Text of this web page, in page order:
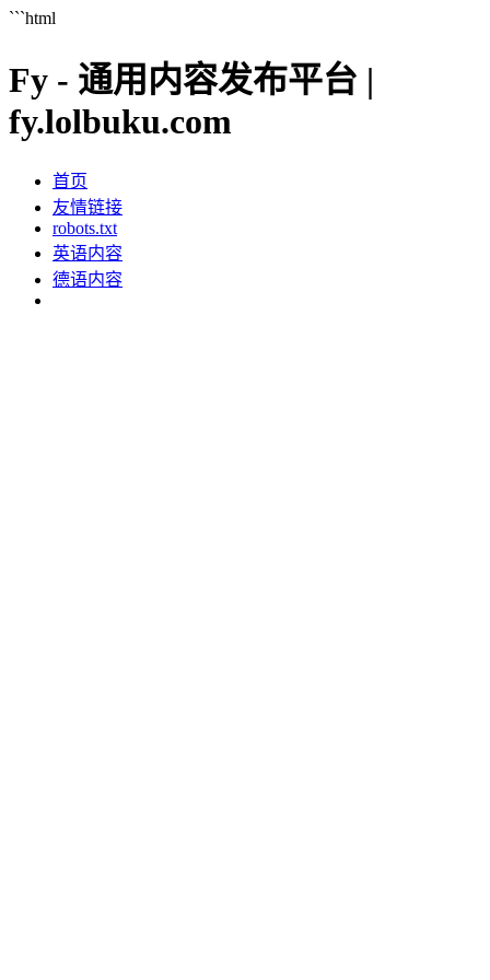
```html
Fy - 通用内容发布平台 |
fy.lolbuku.com
首页
友情链接
robots.txt
英语内容
德语内容